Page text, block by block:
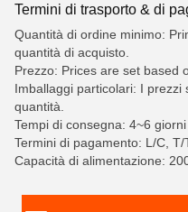
Termini di trasporto & di
Quantità di ordine minimo:
quantità di acquisto.
Prezzo: Prices are set based
Imballaggi particolari: I prezzi
quantità.
Tempi di consegna: 4~6
Termini di pagamento: L/C,
Capacità di alimentazione: